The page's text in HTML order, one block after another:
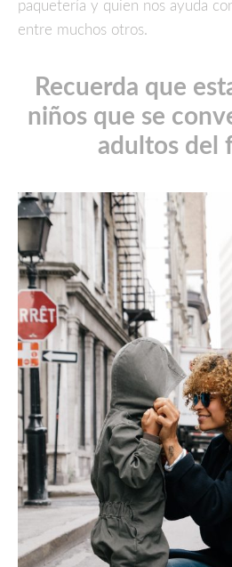
paquetería y quien nos ayuda
entre muchos otros.
Recuerda que
niños que se
adultos del